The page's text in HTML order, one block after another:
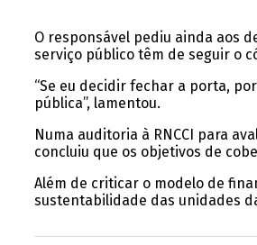
O responsável pediu ainda aos
serviço público têm de seguir o
“Se eu decidir fechar a porta,
pública”, lamentou.
Numa auditoria à RNCCI para
concluiu que os objetivos de
Além de criticar o modelo de
sustentabilidade das unidades